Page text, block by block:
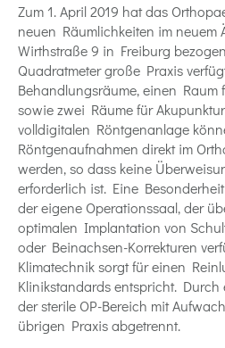
Zum 1. April 2019 hat das
neuen Räumlichkeiten im neuem
Wirthstraße 9 in Freiburg
Quadratmeter große Praxis
Behandlungsräume, einen Raum
sowie zwei Räume für
volldigitalen Röntgenanlage
Röntgenaufnahmen direkt im
werden, so dass keine
erforderlich ist. Eine
der eigene Operationssaal, der
optimalen Implantation von
oder Beinachsen-Korrekturen
Klimatechnik sorgt für einen
Klinikstandards entspricht.
der sterile OP-Bereich mit
übrigen Praxis abgetrennt.